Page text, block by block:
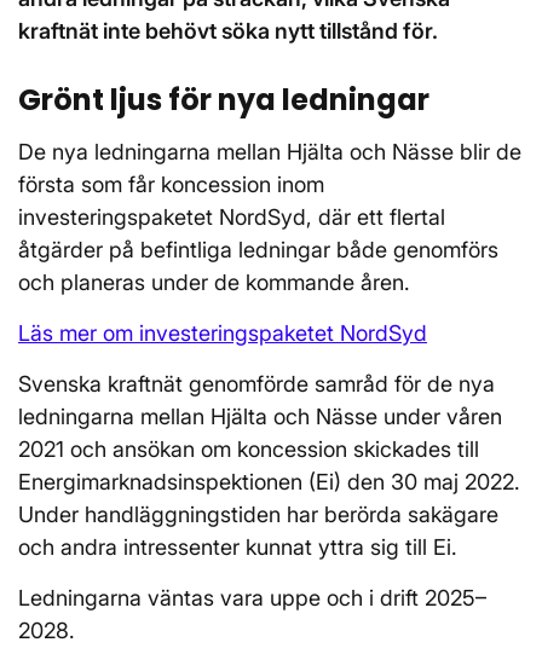
kraftnät inte behövt söka nytt tillstånd för.
Grönt ljus för nya ledningar
De nya ledningarna mellan Hjälta och Nässe blir de
första som får koncession inom
investeringspaketet NordSyd, där ett flertal
åtgärder på befintliga ledningar både genomförs
och planeras under de kommande åren.
Läs mer om investeringspaketet NordSyd
Svenska kraftnät genomförde samråd för de nya
ledningarna mellan Hjälta och Nässe under våren
2021 och ansökan om koncession skickades till
Energimarknadsinspektionen (Ei) den 30 maj 2022.
Under handläggningstiden har berörda sakägare
och andra intressenter kunnat yttra sig till Ei.
Ledningarna väntas vara uppe och i drift 2025–
2028.